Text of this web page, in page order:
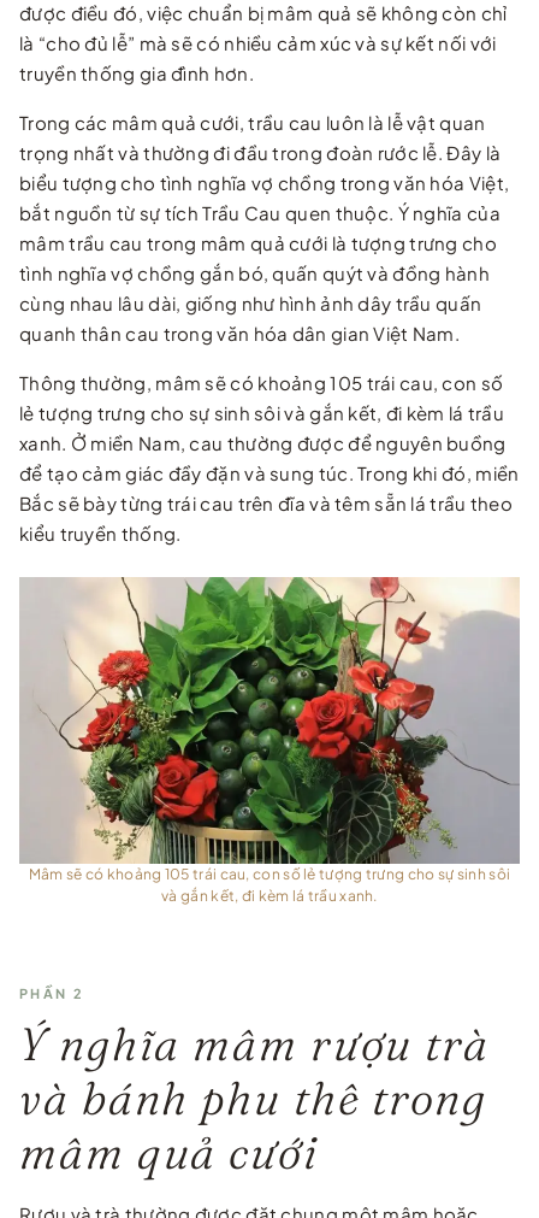
được điều đó, việc chuẩn bị mâm quả sẽ không còn chỉ
là “cho đủ lễ” mà sẽ có nhiều cảm xúc và sự kết nối với
truyền thống gia đình hơn.
Trong các mâm quả cưới, trầu cau luôn là lễ vật quan
trọng nhất và thường đi đầu trong đoàn rước lễ. Đây là
biểu tượng cho tình nghĩa vợ chồng trong văn hóa Việt,
bắt nguồn từ sự tích Trầu Cau quen thuộc. Ý nghĩa của
mâm trầu cau trong mâm quả cưới là tượng trưng cho
tình nghĩa vợ chồng gắn bó, quấn quýt và đồng hành
cùng nhau lâu dài, giống như hình ảnh dây trầu quấn
quanh thân cau trong văn hóa dân gian Việt Nam.
Thông thường, mâm sẽ có khoảng 105 trái cau, con số
lẻ tượng trưng cho sự sinh sôi và gắn kết, đi kèm lá trầu
xanh. Ở miền Nam, cau thường được để nguyên buồng
để tạo cảm giác đầy đặn và sung túc. Trong khi đó, miền
Bắc sẽ bày từng trái cau trên đĩa và têm sẵn lá trầu theo
kiểu truyền thống.
Mâm sẽ có khoảng 105 trái cau, con số lẻ tượng trưng cho sự sinh sôi
và gắn kết, đi kèm lá trầu xanh.
PHẦN 2
Ý nghĩa mâm rượu trà
và bánh phu thê trong
mâm quả cưới